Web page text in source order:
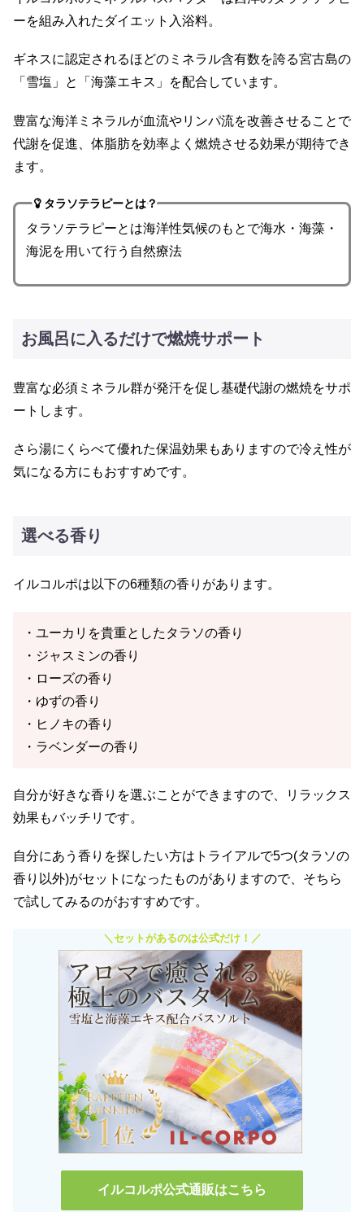
ーを組み入れたダイエット入浴料。
ギネスに認定されるほどのミネラル含有数を誇る宮古島の
「雪塩」と「海藻エキス」を配合しています。
豊富な海洋ミネラルが血流やリンパ流を改善させることで
代謝を促進、体脂肪を効率よく燃焼させる効果が期待でき
ます。
タラソテラピーとは？
タラソテラピーとは海洋性気候のもとで海水・海藻・
海泥を用いて行う自然療法
お風呂に入るだけで燃焼サポート
豊富な必須ミネラル群が発汗を促し基礎代謝の燃焼をサポ
ートします。
さら湯にくらべて優れた保温効果もありますので冷え性が
気になる方にもおすすめです。
選べる香り
イルコルポは以下の6種類の香りがあります。
・ユーカリを貴重としたタラソの香り
・ジャスミンの香り
・ローズの香り
・ゆずの香り
・ヒノキの香り
・ラベンダーの香り
自分が好きな香りを選ぶことができますので、リラックス
効果もバッチリです。
自分にあう香りを探したい方はトライアルで5つ(タラソの
香り以外)がセットになったものがありますので、そちら
で試してみるのがおすすめです。
＼セットがあるのは公式だけ！／
イルコルポ公式通販はこちら